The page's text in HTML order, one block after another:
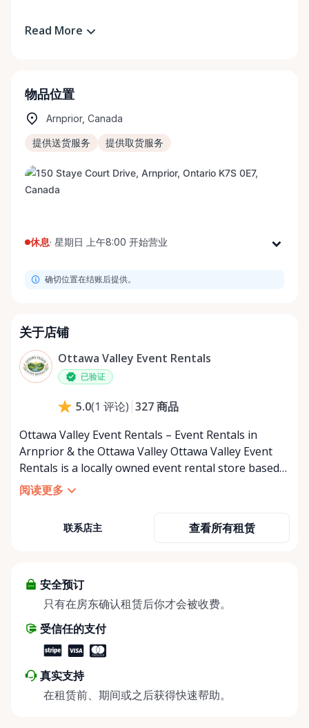
Read More
物品位置
Arnprior, Canada
提供送货服务 提供取货服务
休息· 星期日 上午8:00 开始营业
星期二
星期四
星期六
上午8:00 - 下午8:00
星期日
确切位置在结账后提供。
关于店铺
Ottawa Valley Event Rentals
已验证
5.0(1 评论) 327商品
Ottawa Valley Event Rentals – Event Rentals in
Arnprior & the Ottawa Valley Ottawa Valley Event
Rentals is a locally owned event rental store based
in Arnprior, Ontario, proudly serving the Ottawa
Valley and surrounding communities. We help make
family celebrations, and community gatherings
Arnprior, Renfrew, Pembroke, Almonte, Carleton
Place, Deep River, Petawawa, White Lake, and
planning a small backyard get-together or a larger
special event, we’re here to help. We offer
convenient self-serve pickup and drop-off at our
Rent Anything Store Trading Post, making it easy
for DIY planners to stay on schedule and on budget.
阅读更多
联系店主 查看所有租赁
安全预订
只有在房东确认租赁后你才会被收费。
受信任的支付
真实支持
在租赁前、期间或之后获得快速帮助。